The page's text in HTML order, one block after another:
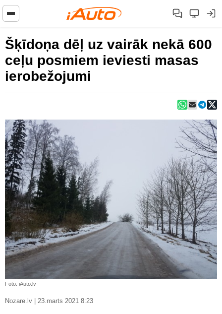
Šķīdoņa dēļ uz vairāk nekā 600
ceļu posmiem ieviesti masas
ierobežojumi
Foto: iAuto.lv
Nozare.lv | 23.marts 2021 8:23